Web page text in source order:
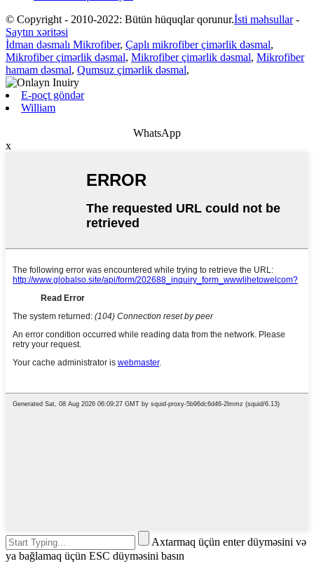
© Copyright - 2010-2022: Bütün hüquqlar qorunur.İsti məhsullar-
Saytın xəritəsi
İdman dəsmalı Mikrofiber, Çaplı mikrofiber çimərlik dəsmal,
Mikrofiber çimərlik dəsmal, Mikrofiber çimərlik dəsmal, Mikrofiber
hamam dəsmal, Qumsuz çimərlik dəsmal,
E-poçt göndər
William
WhatsApp
x
Axtarmaq üçün enter düyməsini və
ya bağlamaq üçün ESC düyməsini basın